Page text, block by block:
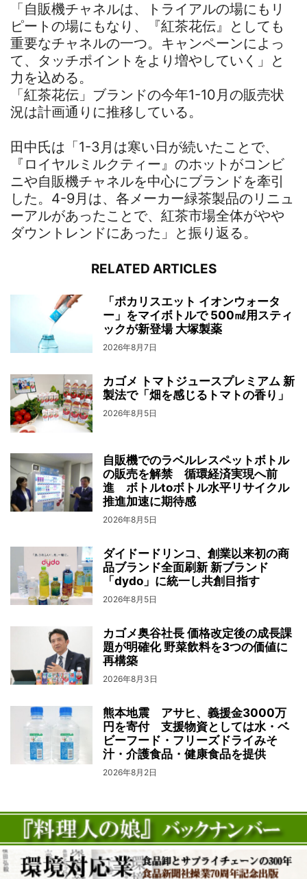
「自販機チャネルは、トライアルの場にもリ
ピートの場にもなり、『紅茶花伝』としても
重要なチャネルの一つ。キャンペーンによっ
て、タッチポイントをより増やしていく」と
力を込める。
「紅茶花伝」ブランドの今年1-10月の販売状
況は計画通りに推移している。
田中氏は「1-3月は寒い日が続いたことで、
『ロイヤルミルクティー』のホットがコンビ
ニや自販機チャネルを中心にブランドを牽引
した。4-9月は、各メーカー緑茶製品のリニュ
ーアルがあったことで、紅茶市場全体がやや
ダウントレンドにあった」と振り返る。
RELATED ARTICLES
「ポカリスエット イオンウォータ
ー」をマイボトルで 500㎖用スティ
ックが新登場 大塚製薬
2026年8月7日
カゴメ トマトジュースプレミアム 新
製法で「畑を感じるトマトの香り」
2026年8月5日
自販機でのラベルレスペットボトル
の販売を解禁 循環経済実現へ前
進 ボトルtoボトル水平リサイクル
推進加速に期待感
2026年8月5日
ダイドードリンコ、創業以来初の商
品ブランド全面刷新 新ブランド
「dydo」に統一し共創目指す
2026年8月5日
カゴメ奥谷社長 価格改定後の成長課
題が明確化 野菜飲料を3つの価値に
再構築
2026年8月3日
熊本地震 アサヒ、義援金3000万
円を寄付 支援物資としては水・ベ
ビーフード・フリーズドライみそ
汁・介護食品・健康食品を提供
2026年8月2日